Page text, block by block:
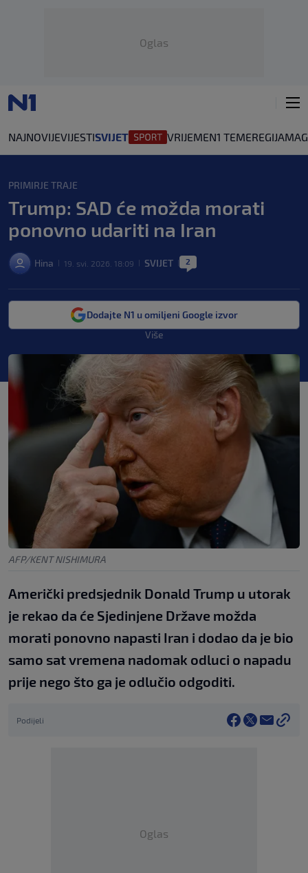
Oglas
NAJNOVIJEVIJESTISVIJET VRIJEMEN1 TEMEREGIJA
PRIMIRJE TRAJE
Trump: SAD će možda morati
ponovno udariti na Iran
Hina 19. svi. 2026. 18:09 SVIJET 2
Dodajte N1 u omiljeni Google izvor
Više
AFP/KENT NISHIMURA
Američki predsjednik Donald Trump u utorak
je rekao da će Sjedinjene Države možda
morati ponovno napasti Iran i dodao da je bio
samo sat vremena nadomak odluci o napadu
prije nego što ga je odlučio odgoditi.
Podijeli
Oglas